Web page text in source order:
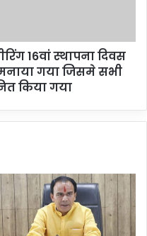
16वां स्थापना दिवस
गया जिसमे सभी
किया गया